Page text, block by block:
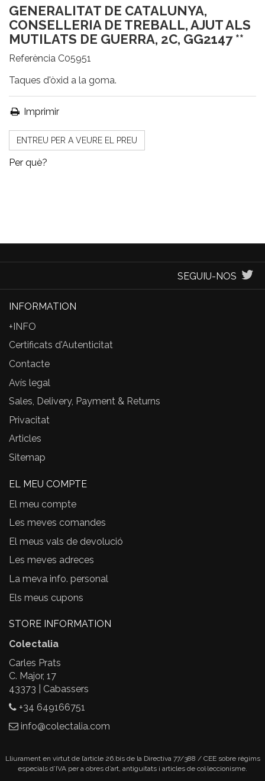
GENERALITAT DE CATALUNYA,
CONSELLERIA DE TREBALL, AJUT ALS
MUTILATS DE GUERRA, 2C, GG2147 **
Referència C05951
Taques d'òxid a la goma.
Imprimir
ENTREU PER A VEURE EL PREU
Per què?
SEGUIU-NOS
INFORMATION
+INFO
Certificats d'Autenticitat
Contacte
Avís legal
Sales, Delivery, Payment & Returns
Privacitat
Articles
Sitemap
EL MEU COMPTE
El meu compte
Les meves comandes
El meus vals de devolució
Les meves adreces
La meva info. personal
Els meus cupons
STORE INFORMATION
Colectalia
Carles Prats
C. Major, 17
43373 | Cabassers
+34 649166751
info@colectalia.com
Lliurament en virtut de l’article 26.bis de la Directiva 77/388 / CEE sobre règims
especials d’IVA per a obres d’art, antiguitats i articles de col·leccionisme.